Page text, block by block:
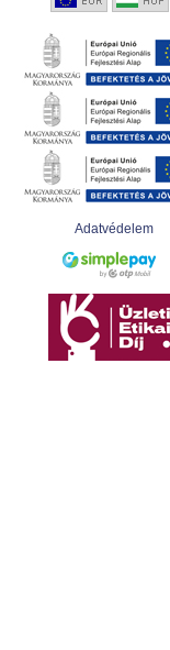
Adatvédelem